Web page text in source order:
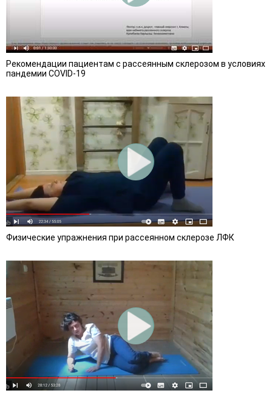
Рекомендации пациентам с рассеянным склерозом в условиях
пандемии COVID-19
Физические упражнения при рассеянном склерозе ЛФК